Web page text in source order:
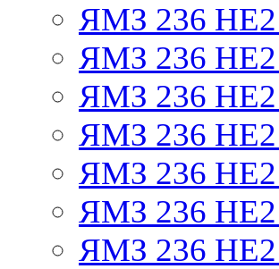
ЯМЗ 236 НЕ2
ЯМЗ 236 НЕ2
ЯМЗ 236 НЕ2
ЯМЗ 236 НЕ2
ЯМЗ 236
ЯМЗ 236 НЕ2
ЯМЗ 236 НЕ2